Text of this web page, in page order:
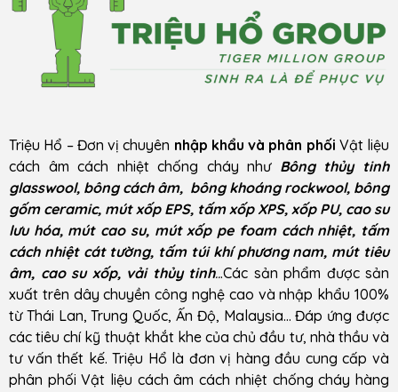
Triệu Hổ – Đơn vị chuyên nhập khẩu và phân phối Vật liệu
cách âm cách nhiệt chống cháy như Bông thủy tinh
glasswool, bông cách âm, bông khoáng rockwool, bông
gốm ceramic, mút xốp EPS, tấm xốp XPS, xốp PU, cao su
lưu hóa, mút cao su, mút xốp pe foam cách nhiệt, tấm
cách nhiệt cát tường, tấm túi khí phương nam, mút tiêu
âm, cao su xốp, vải thủy tinh...Các sản phẩm được sản
xuất trên dây chuyền công nghệ cao và nhập khẩu 100%
từ Thái Lan, Trung Quốc, Ấn Độ, Malaysia… Đáp ứng được
các tiêu chí kỹ thuật khắt khe của chủ đầu tư, nhà thầu và
tư vấn thết kế. Triệu Hổ là đơn vị hàng đầu cung cấp và
phân phối Vật liệu cách âm cách nhiệt chống cháy hàng